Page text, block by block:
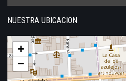
NUESTRA UBICACION
+
−